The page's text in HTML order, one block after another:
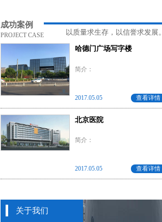
成功案例
PROJECT CASE
以质量求生存，以信誉求发展。
哈德门广场写字楼
简介：
2017.05.05 查看详情
北京医院
简介：
2017.05.05 查看详情
关于我们